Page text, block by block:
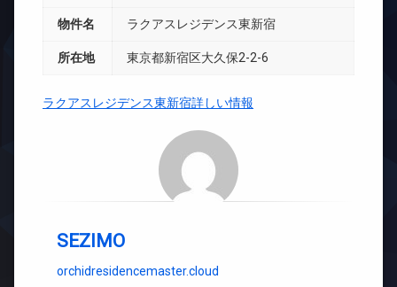
物件名 ラクアスレジデンス東新宿
所在地 東京都新宿区大久保2-2-6
ラクアスレジデンス東新宿詳しい情報
SEZIMO
orchidresidencemaster.cloud